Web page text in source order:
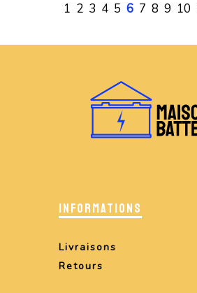
1 2 3 4 5 6 7 8 9 10
INFORMATIONS
Livraisons
Retours